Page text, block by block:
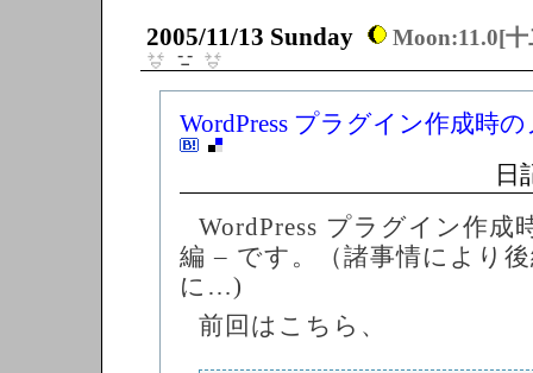
2005/11/13 Sunday
Moon:11.0[
WordPress プラグイン作成時
日
WordPress プラグイン作成
編 – です。（諸事情により
に…)
前回はこちら、